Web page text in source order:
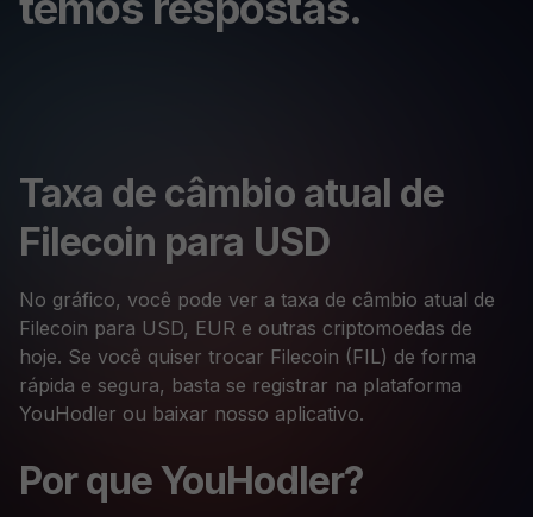
Taxa de câmbio atual de
Filecoin para USD
No gráfico, você pode ver a taxa de câmbio atual de
Filecoin para USD, EUR e outras criptomoedas de
hoje. Se você quiser trocar Filecoin (FIL) de forma
rápida e segura, basta se registrar na plataforma
YouHodler ou baixar nosso aplicativo.
Por que YouHodler?